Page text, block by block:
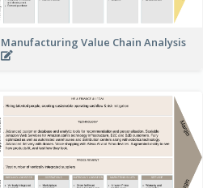
Manufacturing Value Chain Analysis